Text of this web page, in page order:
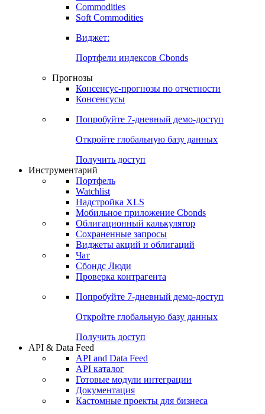
Commodities
Золото
Бензин
Soft Commodities
Виджет:
Портфели индексов Cbonds
Прогнозы
Консенсусы
Попробуйте7-дневный
Откройте глобальную базу данных
Получить доступ
Инструментарий
Портфель
Watchlist
Надстройка XLS
Мобильное приложение Cbonds
Облигационный калькулятор
Сохраненные запросы
Чат
Проверка контрагента
Попробуйте7-дневный
Откройте глобальную базу данных
Получить доступ
API & Data Feed
API and Data Feed